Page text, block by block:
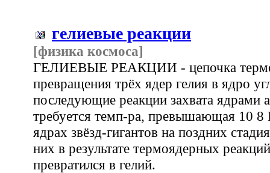
гелиевые реакции
[физика космоса]
ГЕЛИЕВЫЕ РЕАКЦИИ - цепочка
превращения трёх ядер гелия в ядро
последующие реакции захвата ядрами
требуется темп-pa, превышающая 10 8
ядрах звёзд-гигантов на поздних
них в результате термоядерных
превратился в гелий.